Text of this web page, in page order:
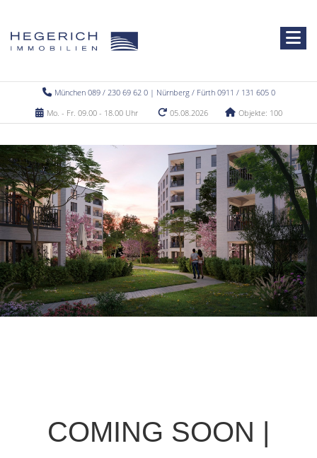
München 089 / 230 69 62 0 | Nürnberg / Fürth 0911 / 131 605 0
Mo. - Fr. 09.00 - 18.00 Uhr
05.08.2026 Objekte: 100
COMING SOON |